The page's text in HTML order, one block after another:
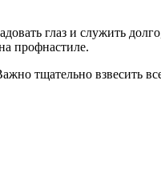
глаз и служить
профнастиле.
тщательно взвесить